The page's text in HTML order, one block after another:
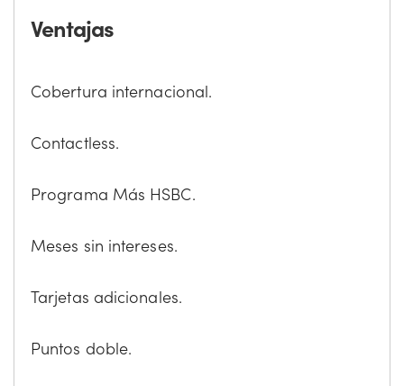
Ventajas
Cobertura internacional.
Contactless.
Programa Más HSBC.
Meses sin intereses.
Tarjetas adicionales.
Puntos doble.